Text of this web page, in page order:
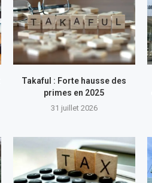
Takaful : Forte hausse des
primes en 2025
31 juillet 2026